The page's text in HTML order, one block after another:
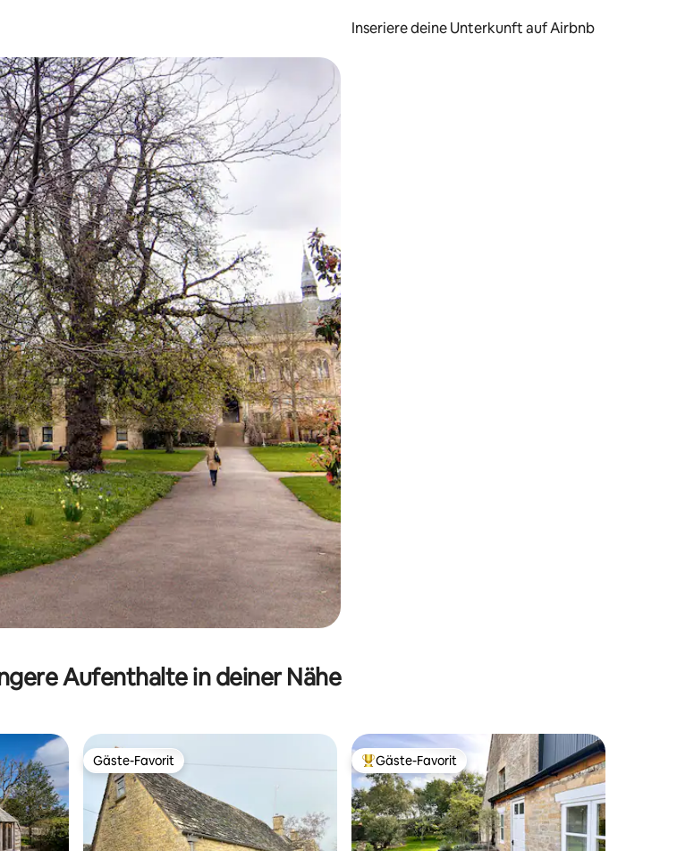
Inseriere deine Unterkunft auf Airbnb
unten oder erkunde die Ergebnisse durch Berühren oder Wischgesten.
Aufenthalte in deiner Nähe
Gäste-Favorit
Gäste-Favorit Beliebter Gäste-Favorit.
Gäste-Favorit